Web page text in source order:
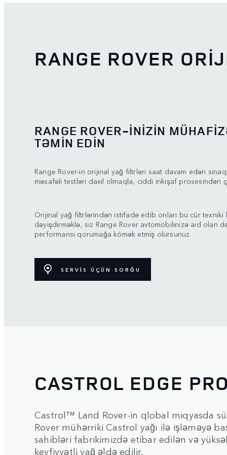
RANGE ROVER
RANGE ROVER-İNİZİN
TƏMİN EDİN
Range Rover-in orijinal yağ filtrləri saat davam edən
məsafəli testləri daxil olmaqla, ciddi inkişaf prosesindən
Orijinal yağ filtrlərindən istifadə edib onları bu cür texniki
dəyişdirməklə, siz Range Rover avtomobilinizə aid olan
performansı qorumağa kömək etmiş olursunuz.
SERVİS ÜÇÜN SORĞU
CASTROL EDGE
Castrol™ Land Rover-in qlobal miqyasda
Rover mühərriki Castrol yağı ilə işləməyə
sahibləri fabrikimizdə etibar edilən və
keyfiyyətli yağ əldə edilir.